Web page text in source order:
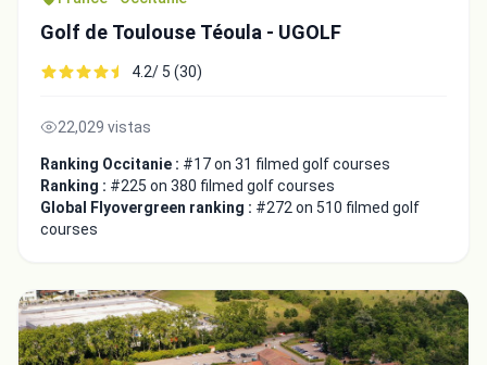
Golf de Toulouse Téoula - UGOLF
4.2/ 5 (30)
22,029 vistas
Ranking Occitanie : #17 on 31 filmed golf courses
Ranking : #225 on 380 filmed golf courses
Global Flyovergreen ranking : #272 on 510 filmed golf
courses